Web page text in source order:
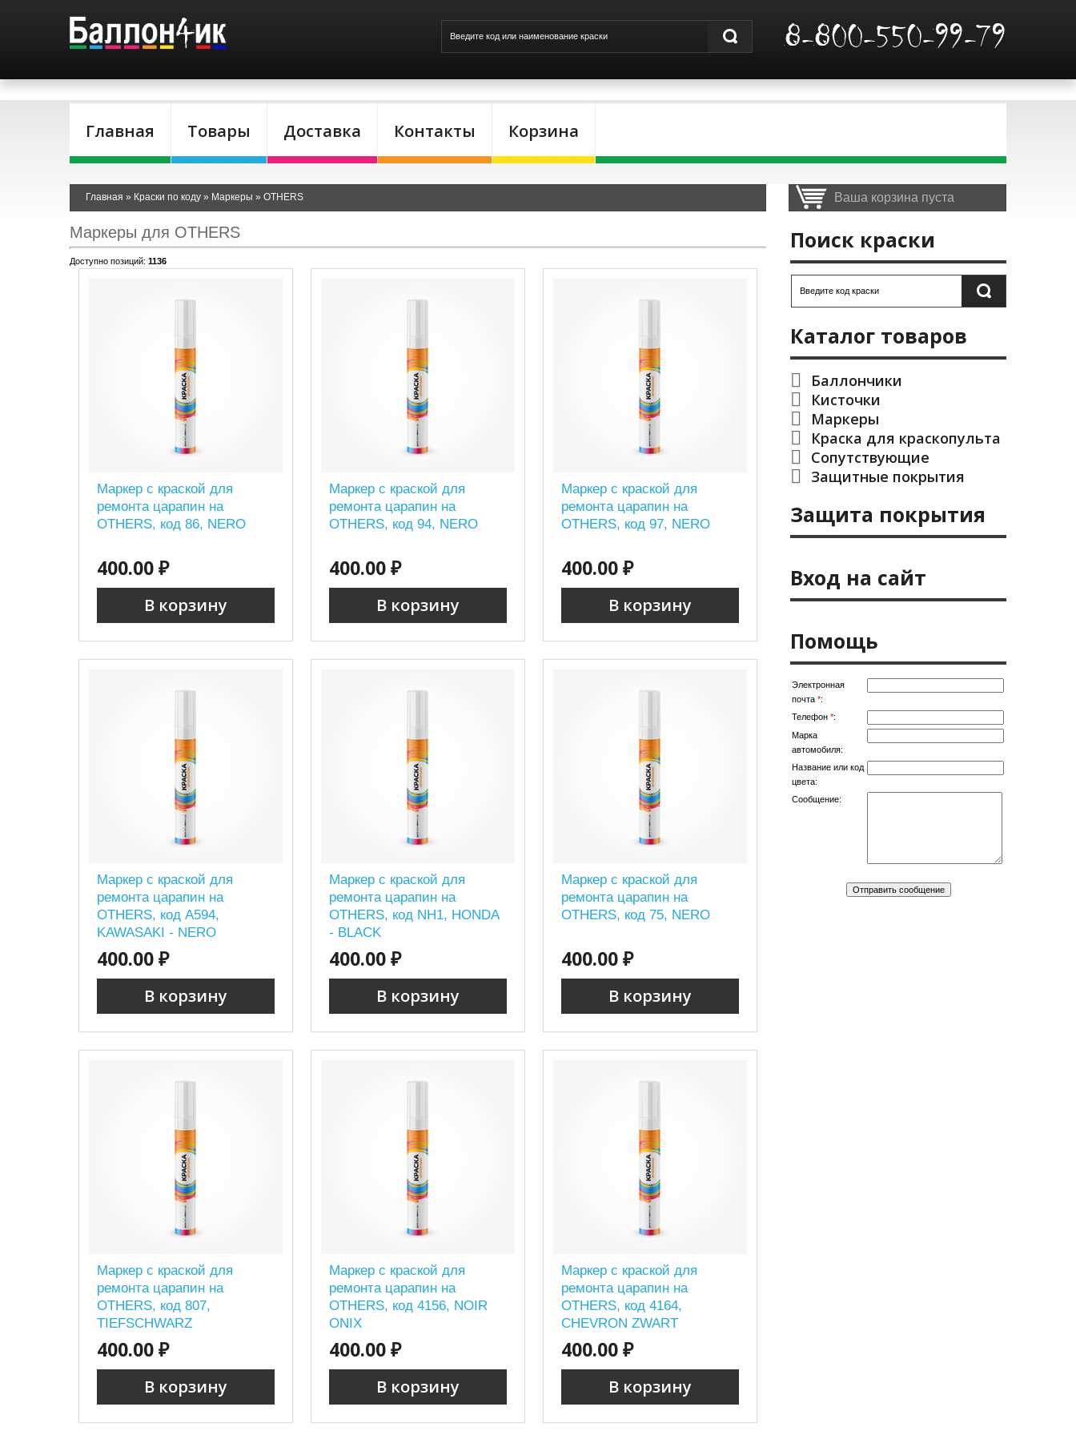
8-800-550-99-79
Главная Товары Доставка Контакты Корзина
Главная » Краски по коду » Маркеры » OTHERS
Маркеры для OTHERS
Доступно позиций: 1136
Маркер с краской для
ремонта царапин на
OTHERS, код 86, NERO
400.00 ₽
В корзину
Маркер с краской для
ремонта царапин на
OTHERS, код 94, NERO
400.00 ₽
В корзину
Маркер с краской для
ремонта царапин на
OTHERS, код 97, NERO
400.00 ₽
В корзину
Маркер с краской для
ремонта царапин на
OTHERS, код A594,
KAWASAKI - NERO
400.00 ₽
В корзину
Маркер с краской для
ремонта царапин на
OTHERS, код NH1, HONDA
- BLACK
400.00 ₽
В корзину
Маркер с краской для
ремонта царапин на
OTHERS, код 75, NERO
400.00 ₽
В корзину
Маркер с краской для
ремонта царапин на
OTHERS, код 807,
TIEFSCHWARZ
400.00 ₽
В корзину
Маркер с краской для
ремонта царапин на
OTHERS, код 4156, NOIR
ONIX
400.00 ₽
В корзину
Маркер с краской для
ремонта царапин на
OTHERS, код 4164,
CHEVRON ZWART
400.00 ₽
В корзину
Ваша корзина пуста
Поиск краски
Каталог товаров
Баллончики
Кисточки
Маркеры
Краска для краскопульта
Сопутствующие
Защитные покрытия
Защита покрытия
Вход на сайт
Помощь
Электронная
почта *:
Телефон *:
Марка
автомобиля:
Название или код
цвета:
Сообщение: